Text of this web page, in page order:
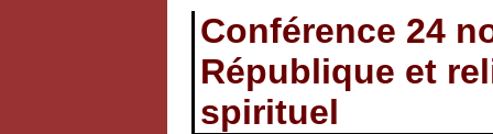
Conférence 24
République et
spirituel